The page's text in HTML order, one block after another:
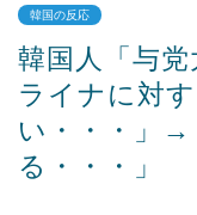
Powered by
韓国の反応
韓国人「与
ライナに対
い・・・」→
る・・・」